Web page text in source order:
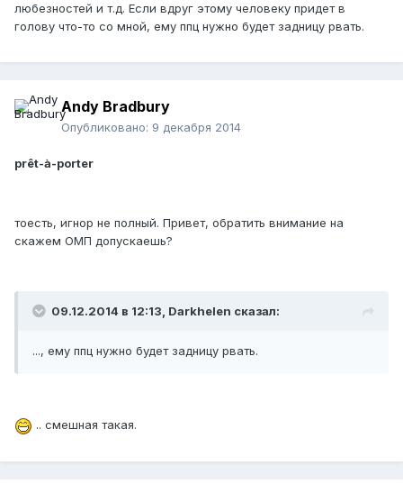
любезностей и т.д. Если вдруг этому человеку придет в
голову что-то со мной, ему ппц нужно будет задницу рвать.
Andy Bradbury
Опубликовано: 9 декабря 2014
prêt-à-porter
тоесть, игнор не полный. Привет, обратить внимание на
скажем ОМП допускаешь?
09.12.2014 в 12:13, Darkhelen сказал:
..., ему ппц нужно будет задницу рвать.
.. смешная такая.